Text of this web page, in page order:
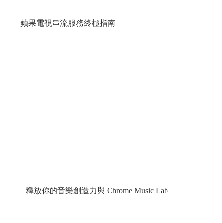
蘋果電視串流服務終極指南
釋放你的音樂創造力與 Chrome Music Lab